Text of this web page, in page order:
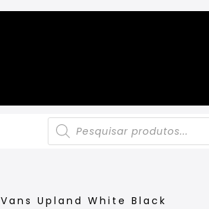
Vans Upland White Black